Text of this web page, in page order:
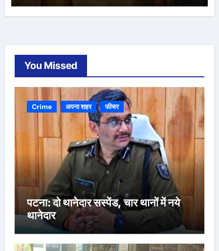
You Missed
Crime अपना शहर फीचर
पटना: दो थानेदार सस्पेंड, चार थानों में नये
थानेदार